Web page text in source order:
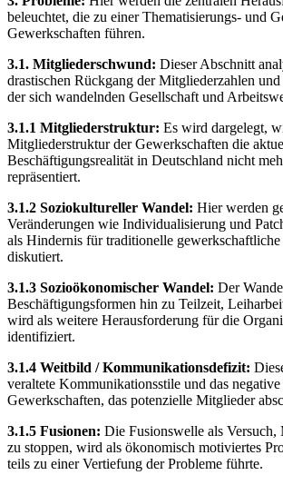
beleuchtet, die zu einer Thematisierungs- und
Gewerkschaften führen.
3.1. Mitgliederschwund: Dieser Abschnitt
drastischen Rückgang der Mitgliederzahlen
der sich wandelnden Gesellschaft und
3.1.1 Mitgliederstruktur: Es wird dargelegt,
Mitgliederstruktur der Gewerkschaften die
Beschäftigungsrealität in Deutschland nicht
repräsentiert.
3.1.2 Soziokultureller Wandel: Hier werden
Veränderungen wie Individualisierung und
als Hindernis für traditionelle
diskutiert.
3.1.3 Sozioökonomischer Wandel: Der
Beschäftigungsformen hin zu Teilzeit,
wird als weitere Herausforderung für die
identifiziert.
3.1.4 Weitbild / Kommunikationsdefizit:
veraltete Kommunikationsstile und das
Gewerkschaften, das potenzielle Mitglieder
3.1.5 Fusionen: Die Fusionswelle als
zu stoppen, wird als ökonomisch motiviertes
teils zu einer Vertiefung der Probleme führte.